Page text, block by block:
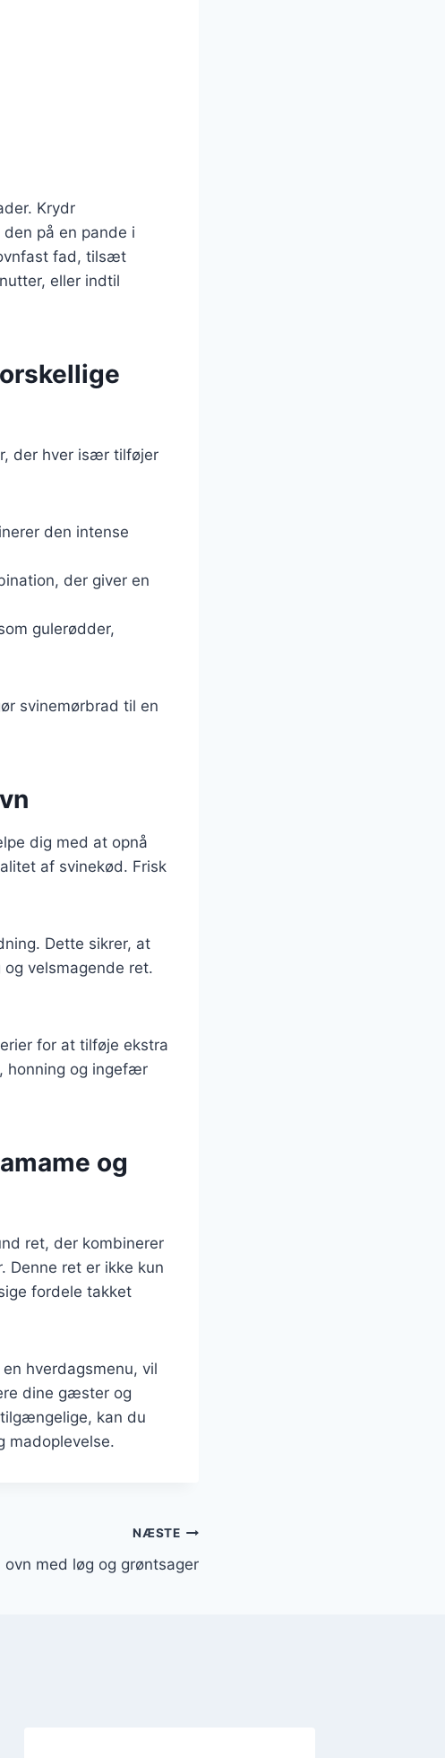
Krydr
på en pande i
fad, tilsæt
eller indtil
der hver især tilføjer
den intense
der giver en
gulerødder,
svinemørbrad til en
dig med at opnå
af svinekød. Frisk
Dette sikrer, at
velsmagende ret.
for at tilføje ekstra
honning og ingefær
og
ret, der kombinerer
Denne ret er ikke kun
fordele takket
hverdagsmenu, vil
dine gæster og
kan du
madoplevelse.
NÆSTE
ovn med løg og grøntsager